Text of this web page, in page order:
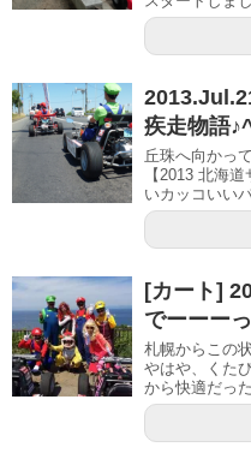
疾走物語
丘珠へ向かっ
【2013 北海
いカッコいい
[カート]
でーーー
札幌からこの
やはや、くた
から快適だっ